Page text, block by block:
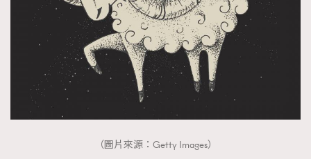
（圖片來源：Getty Images）